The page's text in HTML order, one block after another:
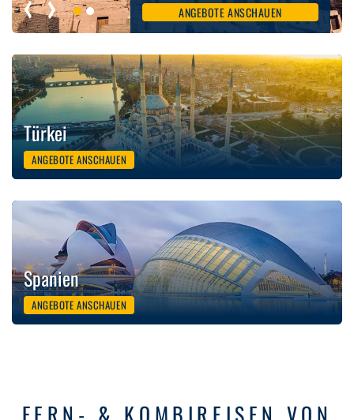
Vorheriges Bild
Nächstes Bild ANGEBOTE ANSCHAUEN
Türkei
ANGEBOTE ANSCHAUEN
Spanien
ANGEBOTE ANSCHAUEN
FERN- & KOMBIREISEN VON